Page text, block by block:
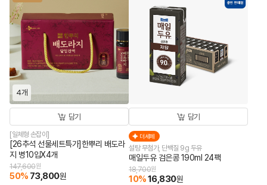
4개
담기
[일체형 손잡이]
[26추석 선물세트특가]한뿌리 배도라
지 병10입X4개
147,600원
50% 73,800원
담기
더세페
설탕 무첨가, 단백질 9g 두유
매일두유 검은콩 190ml 24팩
18,700원
10%16,830원